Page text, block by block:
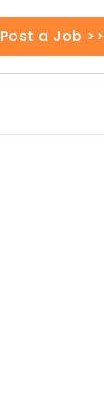
Post a Job >>